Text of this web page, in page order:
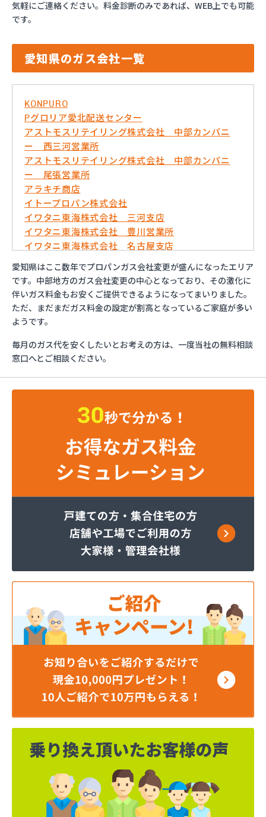
気軽にご連絡ください。料金診断のみであれば、WEB上でも可能
です。
愛知県のガス会社一覧
KONPURO
Pグロリア愛北配送センター
アストモスリテイリング株式会社 中部カンパニ
ー 西三河営業所
アストモスリテイリング株式会社 中部カンパニ
ー 尾張営業所
アラキチ商店
イトープロパン株式会社
イワタニ東海株式会社 三河支店
イワタニ東海株式会社 豊川営業所
イワタニ東海株式会社 名古屋支店
イワタニ東海株式会社 名古屋南営業所
およべプロパン
ガスショップイチカワ
ガステックサービス株式会社 安城営業所
ガステックサービス株式会社 西三河支店
ガステックサービス株式会社 蒲郡営業所
ガステックサービス株式会社 吉良営業所
ガステックサービス株式会社 新城営業所
ガステックサービス株式会社 西尾営業所
ガステックサービス株式会社 尾張支店 春日井営
ガステックサービス株式会社 豊川営業所
カネテン商店
サーラプラザ蒲郡
サンダイ燃料店
ジェイエイ・トービス株式会社 名古屋営業所
ダイイチガスコム株式会社 尾張営業所
チリウヒーターサービス
ツバメガス株式会社新城営業所
ニイミガス株式会社
ニイミ産業株式会社 本部・ホームガス
ニイミ産業株式会社 ホームガス 名古屋西営業所
ニイミ産業株式会社 尾張旭営業所
ハタスビルダー株式会社 リボンガス
ひまわり農協 燃料課・プロパンガス
フジオートステーション
フジヨシ商店
フルタ鹿乗店
ます角商店
マルタケ株式会社
マルト尾関商店
愛知県はここ数年でプロパンガス会社変更が盛んになったエリア
です。中部地方のガス会社変更の中心となっており、その激化に
伴いガス料金もお安くご提供できるようになってまいりました。
ただ、まだまだガス料金の設定が割高となっているご家庭が多い
ようです。
毎月のガス代を安くしたいとお考えの方は、一度当社の無料相談
窓口へとご相談ください。